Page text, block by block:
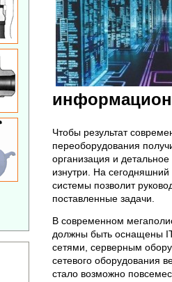
Чтобы результат
переоборудования
организация и
изнутри. На
системы позволит
поставленные задачи.
В современном
должны быть оснащены
сетями, серверным
сетевого оборудования
стало возможно